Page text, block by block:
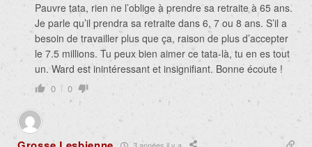
Pauvre tata, rien ne l’oblige à prendre sa retraite à 65 ans.
Je parle qu’il prendra sa retraite dans 6, 7 ou 8 ans. S’il a
besoin de travailler plus que ça, raison de plus d’accepter
le 7.5 millions. Tu peux bien aimer ce tata-là, tu en es tout
un. Ward est inintéressant et insignifiant. Bonne écoute !
0 0
3 années il y a